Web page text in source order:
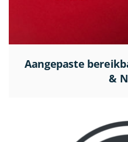
Aangepaste
&